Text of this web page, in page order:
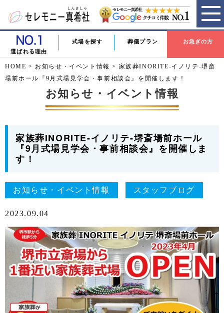
選ばれる理由
式場を探す 葬儀プラン お急ぎの方
HOME > お知らせ・イベント情報 > 家族葬INORITE-イノリテ-堺斎
場前ホール『9月式場見学会・事前相談会』を開催します！
お知らせ・イベント情報
家族葬INORITE-イノリテ-堺斎場前ホール
『9月式場見学会・事前相談会』を開催しま
す！
お知らせ・イベント情報 スタッフブログ
2023.09.04